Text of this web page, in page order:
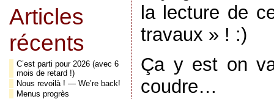
Articles
récents
C’est parti pour 2026 (avec 6
mois de retard !)
Nous revoilà ! — We’re back!
Menus progrès
la lecture de
travaux » ! :)
Ça y est on
coudre…